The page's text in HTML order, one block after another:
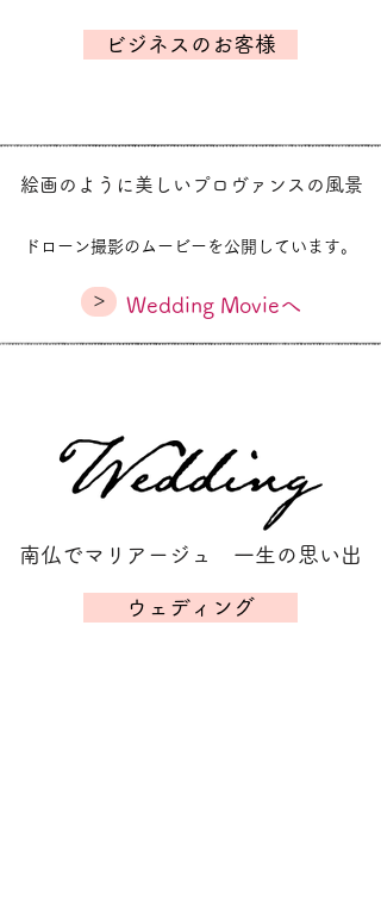
ビジネスのお客様
絵画のように美しいプロヴァンスの風景
ドローン撮影のムービーを公開しています。
> Wedding Movieへ
南仏でマリアージュ 一生の思い出
ウェディング